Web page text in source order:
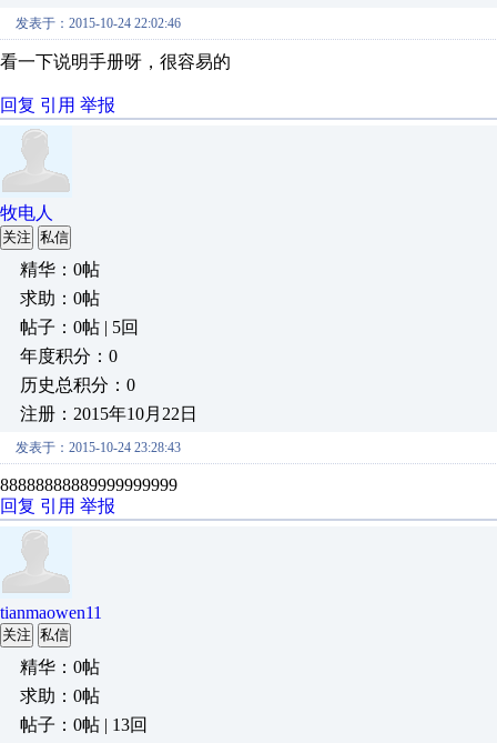
发表于：2015-10-24 22:02:46
看一下说明手册呀，很容易的
回复 引用 举报
牧电人
关注 私信
精华：0帖
求助：0帖
帖子：0帖 | 5回
年度积分：0
历史总积分：0
注册：2015年10月22日
发表于：2015-10-24 23:28:43
88888888889999999999
回复 引用 举报
tianmaowen11
关注 私信
精华：0帖
求助：0帖
帖子：0帖 | 13回